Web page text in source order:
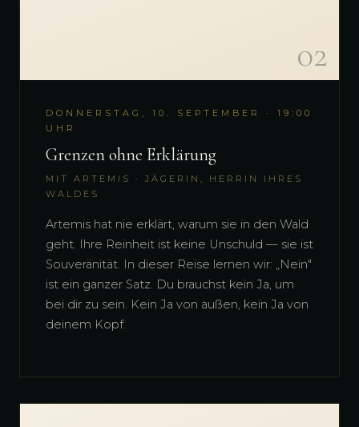
02
DONNERSTAG, 10. SEPTEMBER · 19:00
UHR
Grenzen ohne Erklärung
MIT ARTEMIS · JÄGERIN, HERRIN IHRES
WALDES
Artemis hat nie erklärt, warum sie in den Wald
geht. Ihre Reinheit ist keine Unschuld — sie ist
Souveränität. In dieser Reise lernen wir: „Nein"
ist ein ganzer Satz. Du brauchst kein Ja, um
bei dir zu sein. Kein Ja von außen, kein Ja von
deinem Kopf.